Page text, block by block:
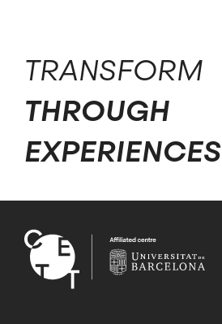
TRANSFORM
THROUGH
EXPERIENCES